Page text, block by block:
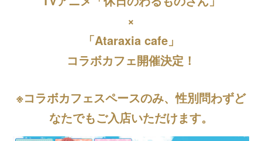
×
「Ataraxia cafe」
コラボカフェ開催決定！
※コラボカフェスペースのみ、性別問わずど
なたでもご入店いただけます。